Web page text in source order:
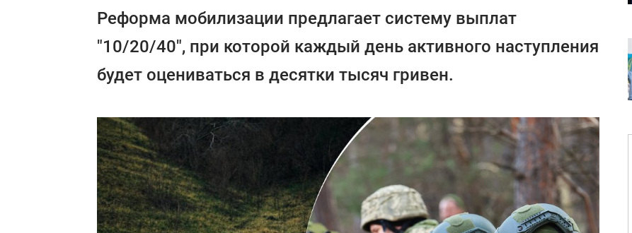
Реформа мобилизации предлагает систему выплат
"10/20/40", при которой каждый день активного наступления
будет оцениваться в десятки тысяч гривен.